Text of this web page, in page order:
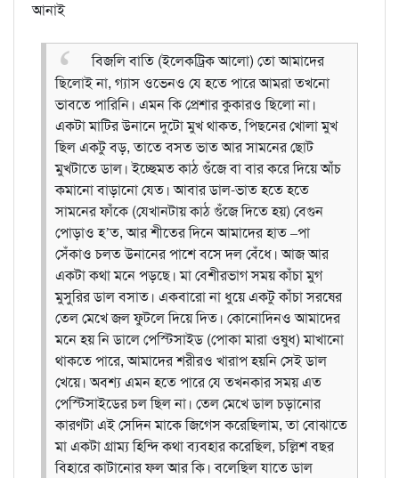
আনাই
বিজলি বাতি (ইলেকট্রিক আলো) তো আমাদের
ছিলোই না, গ্যাস ওভেনও যে হতে পারে আমরা তখনো
ভাবতে পারিনি। এমন কি প্রেশার কুকারও ছিলো না।
একটা মাটির উনানে দুটো মুখ থাকত, পিছনের খোলা মুখ
ছিল একটু বড়, তাতে বসত ভাত আর সামনের ছোট
মুখটাতে ডাল। ইচ্ছেমত কাঠ গুঁজে বা বার করে দিয়ে আঁচ
কমানো বাড়ানো যেত। আবার ডাল-ভাত হতে হতে
সামনের ফাঁকে (যেখানটায় কাঠ গুঁজে দিতে হয়) বেগুন
পোড়াও হ’ত, আর শীতের দিনে আমাদের হাত –পা
সেঁকাও চলত উনানের পাশে বসে দল বেঁধে। আজ আর
একটা কথা মনে পড়ছে। মা বেশীরভাগ সময় কাঁচা মুগ
মুসুরির ডাল বসাত। একবারো না ধুয়ে একটু কাঁচা সরষের
তেল মেখে জল ফুটলে দিয়ে দিত। কোনোদিনও আমাদের
মনে হয় নি ডালে পেস্টিসাইড (পোকা মারা ওষুধ) মাখানো
থাকতে পারে, আমাদের শরীরও খারাপ হয়নি সেই ডাল
খেয়ে। অবশ্য এমন হতে পারে যে তখনকার সময় এত
পেস্টিসাইডের চল ছিল না। তেল মেখে ডাল চড়ানোর
কারণটা এই সেদিন মাকে জিগেস করেছিলাম, তা বোঝাতে
মা একটা গ্রাম্য হিন্দি কথা ব্যবহার করেছিল, চল্লিশ বছর
বিহারে কাটানোর ফল আর কি। বলেছিল যাতে ডাল